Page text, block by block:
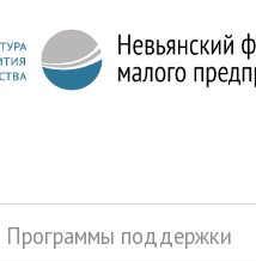
Программы поддержки